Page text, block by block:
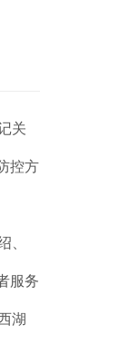
关
控方
、
服务
湖